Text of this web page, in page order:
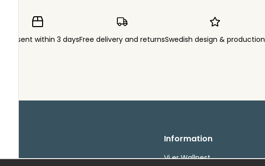
Order sent within 3 daysFree delivery and returnsSwedish design & production
Information
Vi er Wallnest